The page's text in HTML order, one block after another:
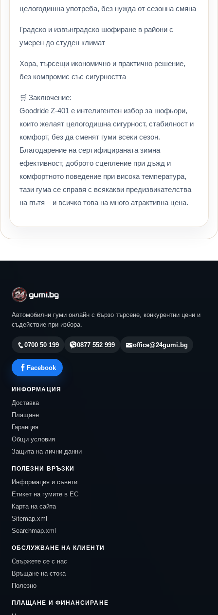
целогодишна употреба, без нужда от сезонна смяна
Градско и извънградско шофиране в райони с
умерен до студен климат
Хора, търсещи икономично и практично решение,
без компромис със сигурността
🛒 Заключение:
Goodride Z-401 е интелигентен избор за шофьори,
които желаят целогодишна сигурност, стабилност и
комфорт, без да сменят гуми всеки сезон.
Благодарение на сертифицираната зимна
ефективност, доброто сцепление при дъжд и
комфортното поведение при висока температура,
тази гума се справя с всякакви предизвикателства
на пътя – и всичко това на много атрактивна цена.
Автомобилни гуми онлайн с бързо търсене, конкурентни цени и
съдействие при избора.
0700 50 199 0877 552 999 office@24gumi.bg
Facebook
ИНФОРМАЦИЯ
Доставка
Плащане
Гаранция
Общи условия
Защита на лични данни
ПОЛЕЗНИ ВРЪЗКИ
Информация и съвети
Етикет на гумите в ЕС
Карта на сайта
Sitemap.xml
Searchmap.xml
ОБСЛУЖВАНЕ НА КЛИЕНТИ
Свържете се с нас
Връщане на стока
Полезно
ПЛАЩАНЕ И ФИНАНСИРАНЕ